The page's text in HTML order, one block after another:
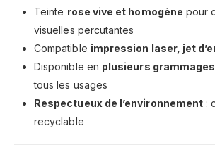
Teinte rose vive et homogène pour
visuelles percutantes
Compatible impression laser, jet
Disponible en plusieurs grammages
tous les usages
Respectueux de l’environnement :
recyclable